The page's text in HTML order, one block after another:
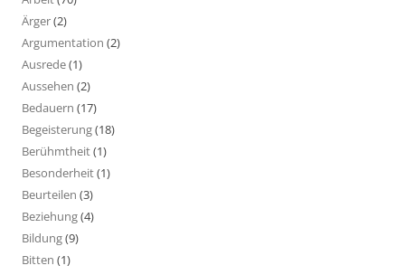
Ärger(2)
Argumentation (2)
Ausrede(1)
Aussehen (2)
Bedauern (17)
Begeisterung(18)
Berühmtheit(1)
Besonderheit(1)
Beurteilen (3)
Beziehung(4)
Bildung(9)
Bitten (1)